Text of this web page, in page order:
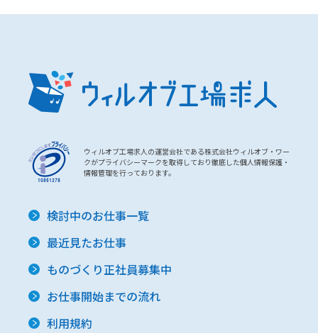
ウィルオブ工場求人の運営会社である株式会社ウィルオブ・ワー
クがプライバシーマークを取得しており徹底した個人情報保護・
情報管理を行っております。
検討中のお仕事一覧
最近見たお仕事
ものづくり正社員募集中
お仕事開始までの流れ
利用規約